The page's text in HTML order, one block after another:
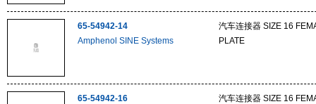
65-54942-14
Amphenol SINE Systems
汽车连接器 SIZE 16
PLATE
65-54942-16
汽车连接器 SIZE 16